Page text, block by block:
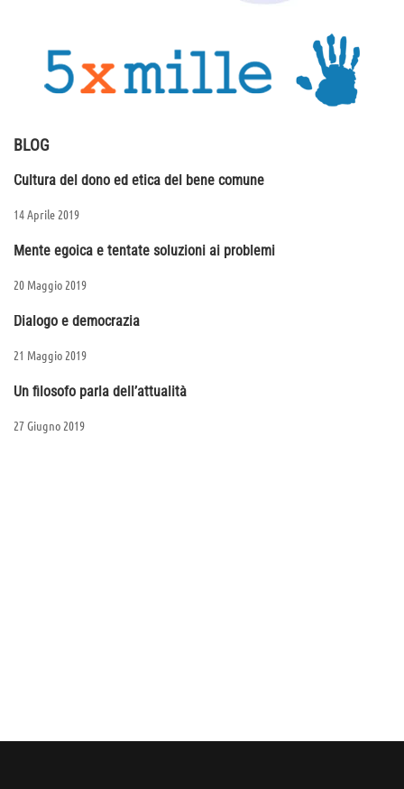
BLOG
Cultura del dono ed etica del bene comune
14 Aprile 2019
Mente egoica e tentate soluzioni ai problemi
20 Maggio 2019
Dialogo e democrazia
21 Maggio 2019
Un filosofo parla dell’attualità
27 Giugno 2019